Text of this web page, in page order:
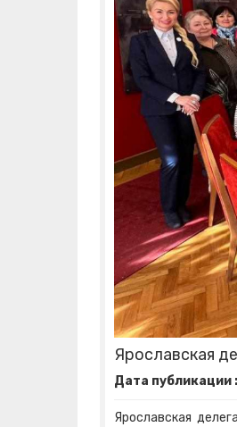
Ярославская
Дата публикации :
Ярославская